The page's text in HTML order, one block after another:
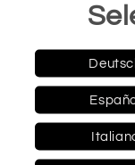
Münzstätte: Le
Metall: Feinsilber
Gewicht: 31,1 g (1
Durchmesser:
Auflage: 555 Stück
Zertifikat: Ja